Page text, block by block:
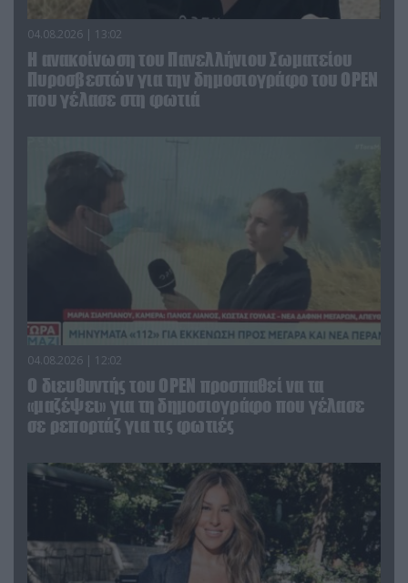
04.08.2026 | 13:02
Η ανακοίνωση του Πανελλήνιου Σωματείου
Πυροσβεστών για την δημοσιογράφο του OPEN
που γέλασε στη φωτιά
04.08.2026 | 12:02
O διευθυντής του OPEN προσπαθεί να τα
«μαζέψει» για τη δημοσιογράφο που γέλασε
σε ρεπορτάζ για τις φωτιές